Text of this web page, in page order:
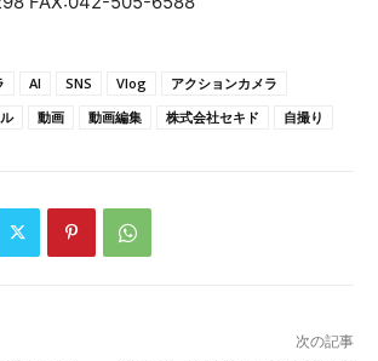
AI SNS Vlog
アクションカメラ
動画 動画編集 株式会社セキド 自撮り
次の記事